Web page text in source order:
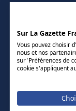
Sur La Gazette
Vous pouvez choisir
nous et nos
sur 'Préférences de
cookie s'appliquent